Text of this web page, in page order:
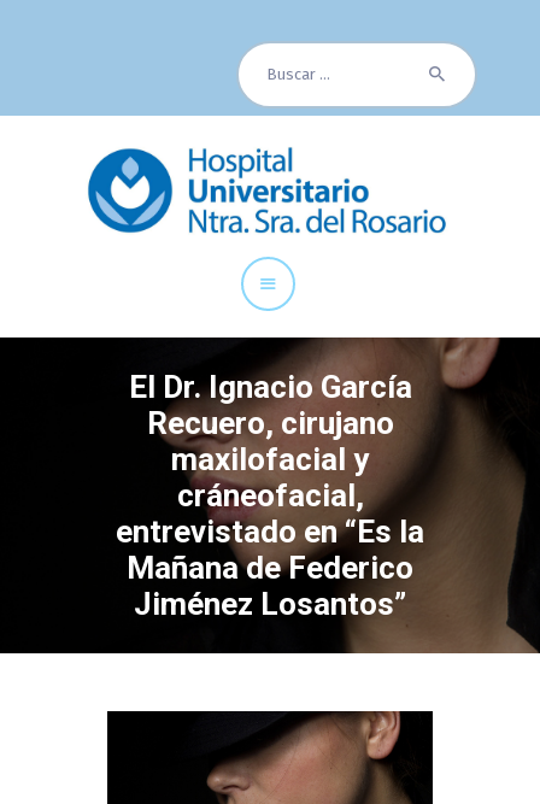
Buscar:
El Dr. Ignacio García
Recuero, cirujano
maxilofacial y
cráneofacial,
entrevistado en “Es la
Mañana de Federico
Jiménez Losantos”
Cuadro Médico
Especialidades
Paciente
Noticias